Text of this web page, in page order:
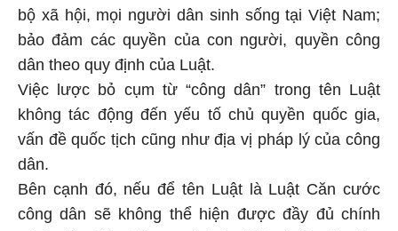
bộ xã hội, mọi người dân sinh sống tại Việt Nam;
bảo đảm các quyền của con người, quyền công
dân theo quy định của Luật.
Việc lược bỏ cụm từ “công dân” trong tên Luật
không tác động đến yếu tố chủ quyền quốc gia,
vấn đề quốc tịch cũng như địa vị pháp lý của công
dân.
Bên cạnh đó, nếu để tên Luật là Luật Căn cước
công dân sẽ không thể hiện được đầy đủ chính